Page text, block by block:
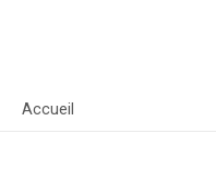
Accueil